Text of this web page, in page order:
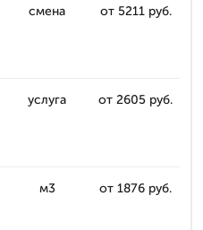
смена от 5211 руб.
услуга от 2605 руб.
м3 от 1876 руб.